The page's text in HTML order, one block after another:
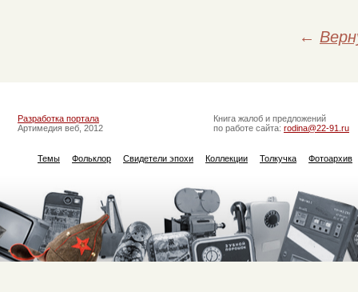
←
Разработка портала
Артимедия веб, 2012
Книга жалоб и предложений
по работе сайта: rodina@22-91.ru
Темы Фольклор Свидетели эпохи Коллекции Толкучка Фотоархив